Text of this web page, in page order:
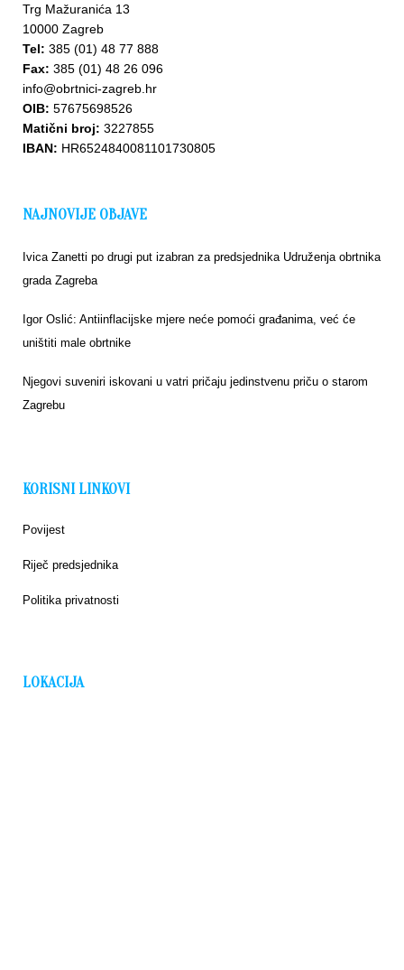
se u
bazu
Trg Mažuranića 13
10000 Zagreb
Tel: 385 (01) 48 77 888
Fax: 385 (01) 48 26 096
info@obrtnici-zagreb.hr
OIB: 57675698526
Matični broj: 3227855
IBAN: HR6524840081101730805
NAJNOVIJE OBJAVE
Ivica Zanetti po drugi put izabran za predsjednika Udruženja obrtnika
grada Zagreba
Igor Oslić: Antiinflacijske mjere neće pomoći građanima, već će
uništiti male obrtnike
Njegovi suveniri iskovani u vatri pričaju jedinstvenu priču o starom
Zagrebu
KORISNI LINKOVI
Povijest
Riječ predsjednika
Politika privatnosti
LOKACIJA